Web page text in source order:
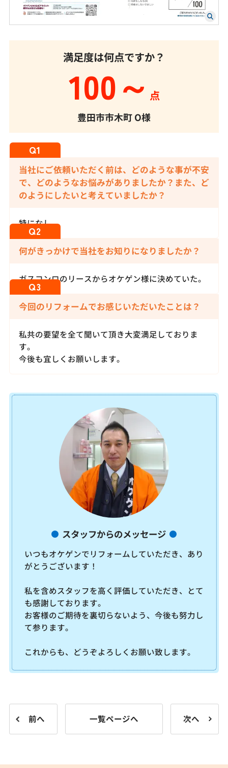
満足度は何点ですか？
100～ 点
豊田市市木町O様
当社にご依頼いただく前は、どのような事が不安
で、どのようなお悩みがありましたか？また、ど
のようにしたいと考えていましたか？
特になし。
何がきっかけで当社をお知りになりましたか？
ガスコンロのリースからオケゲン様に決めていた。
今回のリフォームでお感じいただいたことは？
私共の要望を全て聞いて頂き大変満足しておりま
す。
今後も宜しくお願いします。
スタッフからのメッセージ
いつもオケゲンでリフォームしていただき、あり
がとうございます！
私を含めスタッフを高く評価していただき、とて
も感謝しております。
お客様のご期待を裏切らないよう、今後も努力し
て参ります。
これからも、どうぞよろしくお願い致します。
前へ 一覧ページへ 次へ